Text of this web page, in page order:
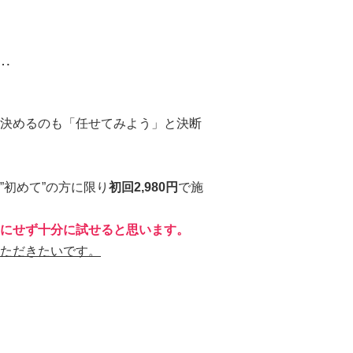
めるのも「任せてみよう」と決断
めて”の方に限り 初回2,980円 で施
せず十分に試せると思います。
だきたいです。